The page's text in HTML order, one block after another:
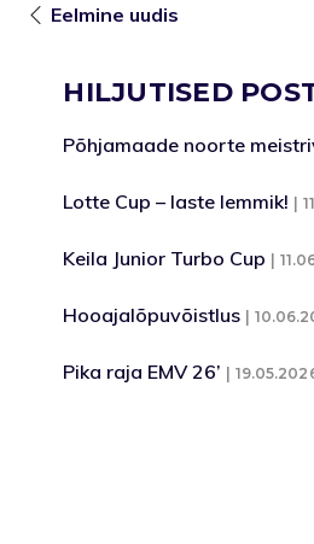
Eelmine uudis
HILJUTISED
Põhjamaade noorte
Lotte Cup – laste lemmik!
Keila Junior Turbo Cup
Hooajalõpuvõistlus
Pika raja EMV 26’